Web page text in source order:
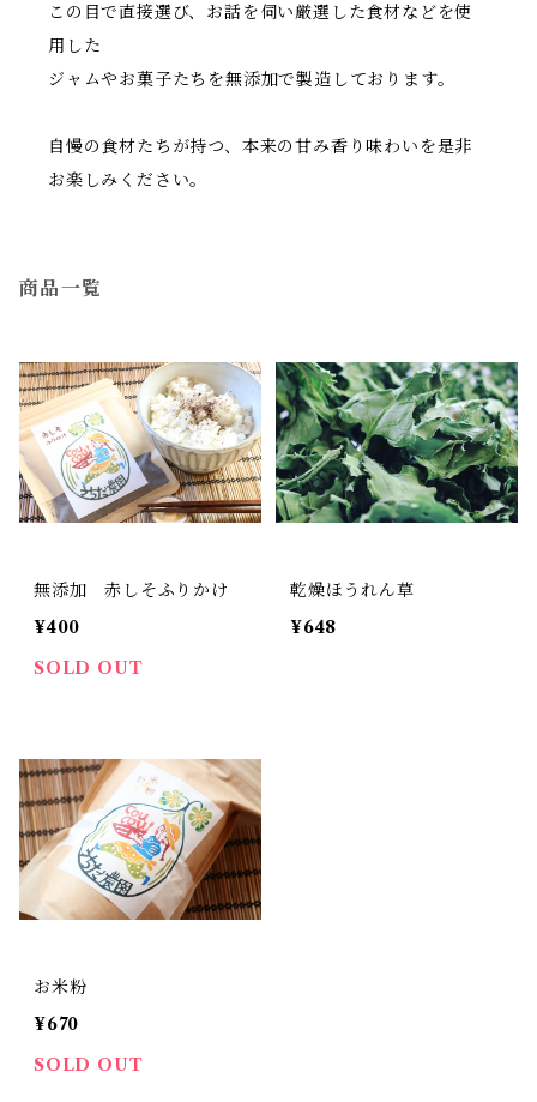
この目で直接選び、お話を伺い厳選した食材などを使
用した
ジャムやお菓子たちを無添加で製造しております。
自慢の食材たちが持つ、本来の甘み香り味わいを是非
お楽しみください。
商品一覧
無添加 赤しそふりかけ
¥400
SOLD OUT
乾燥ほうれん草
¥648
お米粉
¥670
SOLD OUT